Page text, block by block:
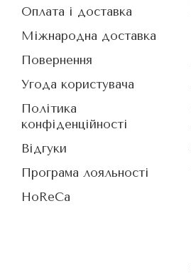
Оплата і доставка
Міжнародна доставка
Повернення
Угода користувача
Політика
конфіденційності
Відгуки
Програма лояльності
HoReCa